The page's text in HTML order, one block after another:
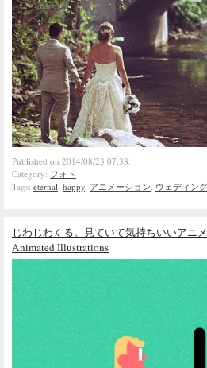
Published on 2014/08/23 07:38.
Category: フォト
Tags: eternal, happy, アニメーション, ウェディング
じわじわくる。見ていて気持ちいいアニ
Animated Illustrations